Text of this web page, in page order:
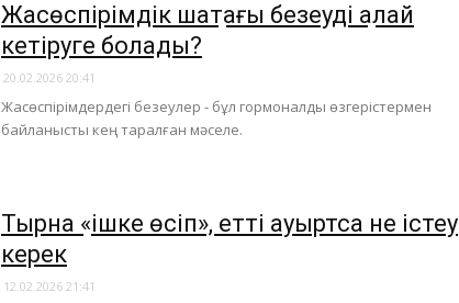
​Жасөспірімдік шақтағы безеуді қалай
кетіруге болады?
20.02.2026 20:41
Жасөспірімдердегі безеулер - бұл гормоналды өзгерістермен
байланысты кең таралған мәселе.
Тырнақ «ішке өсіп», етті ауыртса не істеу
керек
12.02.2026 21:41